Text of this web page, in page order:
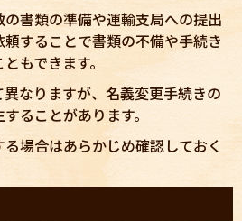
書類の準備や運輸支局への提出
することで書類の不備や手続き
もできます。
なりますが、名義変更手続きの
ることがあります。
場合はあらかじめ確認しておく